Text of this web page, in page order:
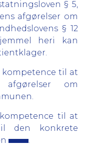
§ 5,
afgørelser om
§ 12
heri kan
kompetence til at
om
til at
den konkrete